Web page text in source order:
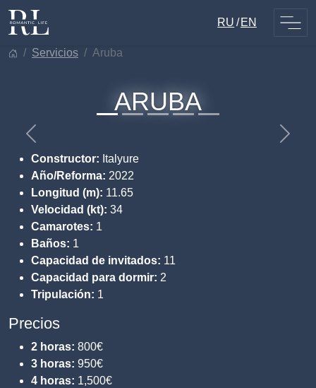
Skip
RU EN
servicios aruba
ARUBA
Previous
Constructor: Italyure
Año/Reforma: 2022
Longitud (m): 11.65
Velocidad (kt): 34
Camarotes: 1
Baños: 1
Capacidad de invitados: 11
Capacidad para dormir: 2
Tripulación: 1
Precios
2 horas: 800€
3 horas: 950€
4 horas: 1,500€